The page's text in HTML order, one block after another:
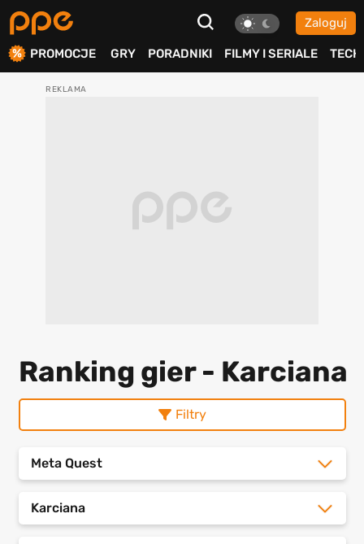
Zaloguj
PROMOCJE GRY PORADNIKI FILMY I SERIALE TECH
Ranking gier - Karciana
Filtry
Meta Quest
Karciana